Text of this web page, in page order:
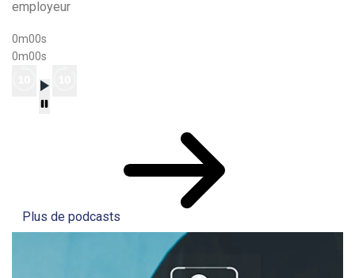
employeur
0m00s
0m00s
Plus de podcasts